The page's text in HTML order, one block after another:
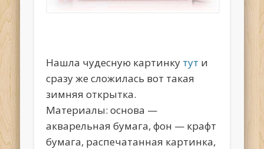
Нашла чудесную картинку тут и
сразу же сложилась вот такая
зимняя открытка.
Материалы: основа —
акварельная бумага, фон — крафт
бумага, распечатанная картинка,